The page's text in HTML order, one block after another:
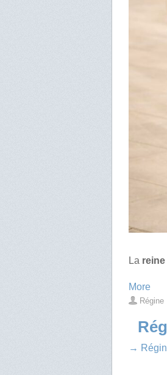
La
More
Régine
→